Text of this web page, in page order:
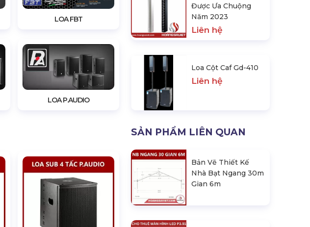
LOA FBT
LOA P.AUDIO
Được Ưa Chuộng
Năm 2023
Liên hệ
Loa Cột Caf Gd-410
Liên hệ
SẢN PHẨM LIÊN QUAN
Bản Vẽ Thiết Kế
Nhà Bạt Ngang 30m
Gian 6m